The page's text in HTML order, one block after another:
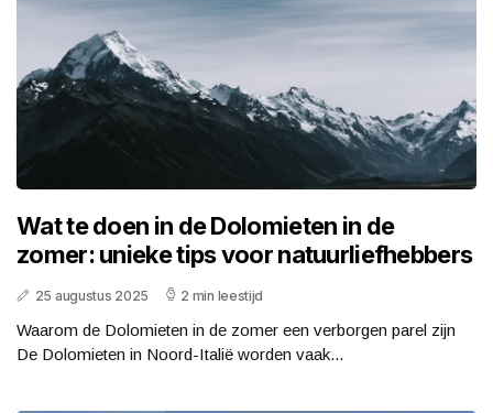
Wat te doen in de Dolomieten in de
zomer: unieke tips voor natuurliefhebbers
25 augustus 2025 2 min leestijd
Waarom de Dolomieten in de zomer een verborgen parel zijn
De Dolomieten in Noord-Italië worden vaak...